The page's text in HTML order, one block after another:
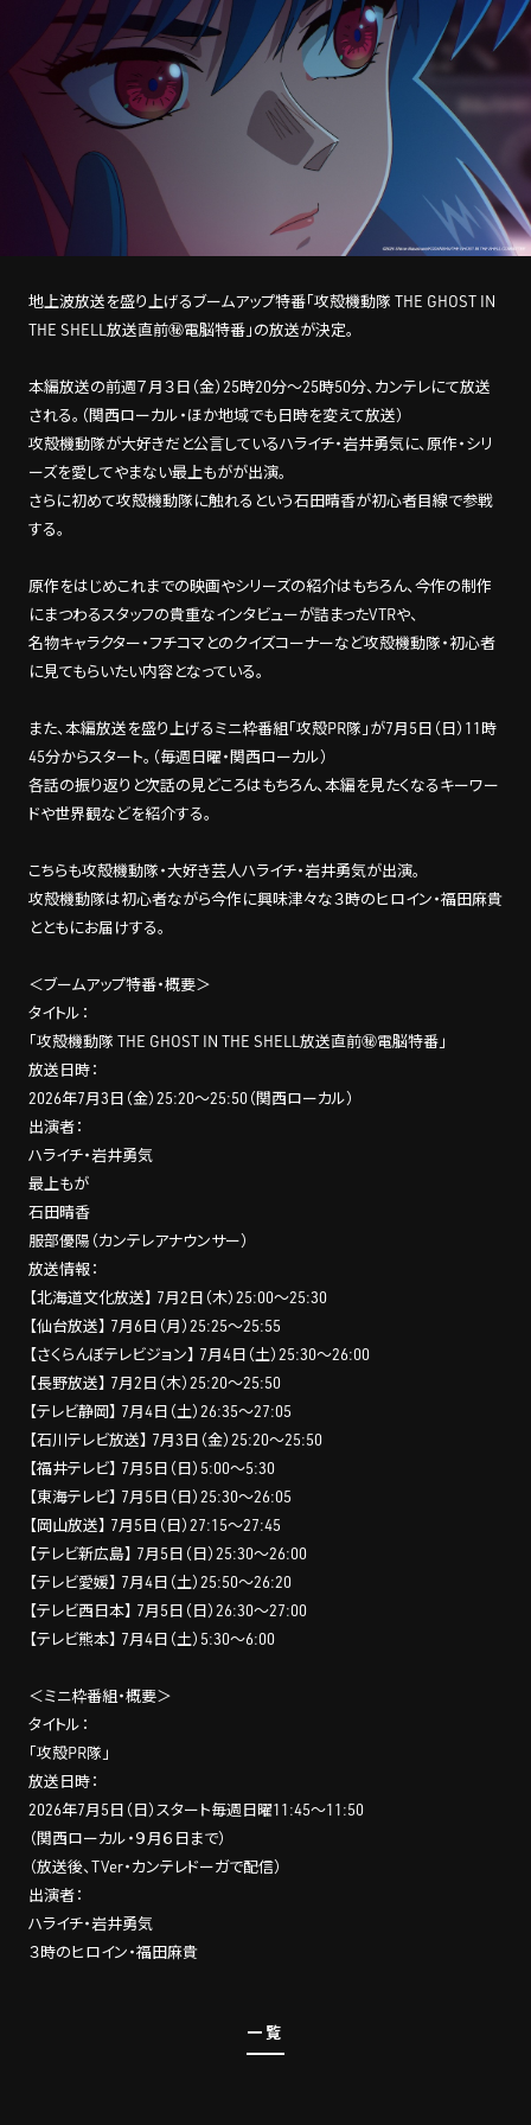
STREAMING
CONTACT
地上波放送を盛り上げるブームアップ特番「攻殻機動隊 THE GHOST IN
THE SHELL放送直前㊙電脳特番」の放送が決定。
本編放送の前週７月３日（金）25時20分～25時50分、カンテレにて放送
される。（関西ローカル・ほか地域でも日時を変えて放送）
攻殻機動隊が大好きだと公言しているハライチ・岩井勇気に、原作・シリ
ーズを愛してやまない最上もがが出演。
さらに初めて攻殻機動隊に触れるという石田晴香が初心者目線で参戦
する。
原作をはじめこれまでの映画やシリーズの紹介はもちろん、今作の制作
にまつわるスタッフの貴重なインタビューが詰まったVTRや、
名物キャラクター・フチコマとのクイズコーナーなど攻殻機動隊・初心者
に見てもらいたい内容となっている。
また、本編放送を盛り上げるミニ枠番組「攻殻PR隊」が7月5日（日）11時
45分からスタート。（毎週日曜・関西ローカル）
各話の振り返りと次話の見どころはもちろん、本編を見たくなるキーワー
ドや世界観などを紹介する。
こちらも攻殻機動隊・大好き芸人ハライチ・岩井勇気が出演。
攻殻機動隊は初心者ながら今作に興味津々な３時のヒロイン・福田麻貴
とともにお届けする。
＜ブームアップ特番・概要＞
タイトル：
「攻殻機動隊 THE GHOST IN THE SHELL放送直前㊙電脳特番」
放送日時：
2026年7月3日（金）25:20～25:50（関西ローカル）
出演者：
ハライチ・岩井勇気
最上もが
石田晴香
服部優陽（カンテレアナウンサー）
放送情報：
【北海道文化放送】 7月2日（木）25:00～25:30
【仙台放送】 7月6日（月）25:25～25:55
【さくらんぼテレビジョン】 7月4日（土）25:30～26:00
【長野放送】 7月2日（木）25:20～25:50
【テレビ静岡】 7月4日（土）26:35～27:05
【石川テレビ放送】 7月3日（金）25:20～25:50
【福井テレビ】 7月5日（日）5:00～5:30
【東海テレビ】 7月5日（日）25:30～26:05
【岡山放送】 7月5日（日）27:15～27:45
【テレビ新広島】 7月5日（日）25:30～26:00
【テレビ愛媛】 7月4日（土）25:50～26:20
【テレビ西日本】 7月5日（日）26:30～27:00
【テレビ熊本】 7月4日（土）5:30～6:00
＜ミニ枠番組・概要＞
タイトル：
「攻殻PR隊」
放送日時：
2026年7月5日（日）スタート毎週日曜11:45～11:50
（関西ローカル・９月６日まで）
（放送後、TVer・カンテレドーガで配信）
出演者：
ハライチ・岩井勇気
３時のヒロイン・福田麻貴
一覧